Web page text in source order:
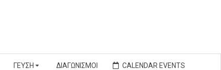
ΓΕΎΣΗ ΔΙΑΓΩΝΙΣΜΟΊ CALENDAR EVENTS